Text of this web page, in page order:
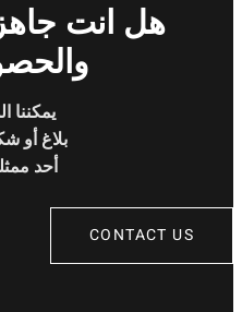
هل انت
بلاغ أو
أحد
CONTACT US